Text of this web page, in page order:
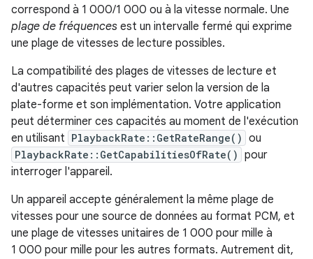
correspond à 1 000/1 000 ou à la vitesse normale. Une
plage de fréquences est un intervalle fermé qui exprime
une plage de vitesses de lecture possibles.
La compatibilité des plages de vitesses de lecture et
d'autres capacités peut varier selon la version de la
plate-forme et son implémentation. Votre application
peut déterminer ces capacités au moment de l'exécution
en utilisant PlaybackRate::GetRateRange() ou
PlaybackRate::GetCapabilitiesOfRate() pour
interroger l'appareil.
Un appareil accepte généralement la même plage de
vitesses pour une source de données au format PCM, et
une plage de vitesses unitaires de 1 000 pour mille à
1 000 pour mille pour les autres formats. Autrement dit,